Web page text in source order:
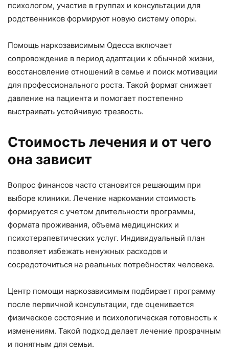
психологом, участие в группах и консультации для
родственников формируют новую систему опоры.
Помощь наркозависимым Одесса включает
сопровождение в период адаптации к обычной жизни,
восстановление отношений в семье и поиск мотивации
для профессионального роста. Такой формат снижает
давление на пациента и помогает постепенно
выстраивать устойчивую трезвость.
Стоимость лечения и от чего
она зависит
Вопрос финансов часто становится решающим при
выборе клиники. Лечение наркомании стоимость
формируется с учетом длительности программы,
формата проживания, объема медицинских и
психотерапевтических услуг. Индивидуальный план
позволяет избежать ненужных расходов и
сосредоточиться на реальных потребностях человека.
Центр помощи наркозависимым подбирает программу
после первичной консультации, где оценивается
физическое состояние и психологическая готовность к
изменениям. Такой подход делает лечение прозрачным
и понятным для семьи.